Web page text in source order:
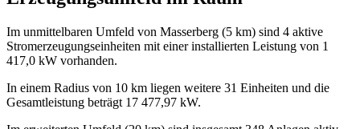
Im unmittelbaren Umfeld von Masserberg (5 km) sind 4 aktive
Stromerzeugungseinheiten mit einer installierten Leistung von 1
417,0 kW vorhanden.
In einem Radius von 10 km liegen weitere 31 Einheiten und die
Gesamtleistung beträgt 17 477,97 kW.